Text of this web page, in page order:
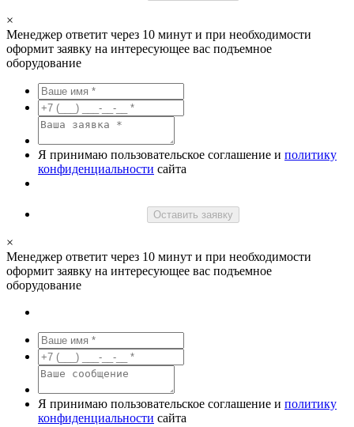
×
Менеджер ответит через 10 минут и при необходимости
оформит заявку на интересующее вас подъемное
оборудование
Я принимаю пользовательское соглашение и политику
конфиденциальности сайта
Оставить заявку
×
Менеджер ответит через 10 минут и при необходимости
оформит заявку на интересующее вас подъемное
оборудование
Я принимаю пользовательское соглашение и политику
конфиденциальности сайта